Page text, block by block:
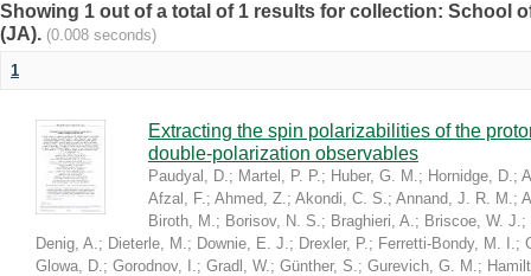
Showing 1 out of a total of 1 results for collection: School
(JA). (0.008 seconds)
1
Extracting the spin polarizabilities of the
double-polarization observables
Paudyal, D.; Martel, P. P.; Huber, G. M.; Hornidge, D.;
Afzal, F.; Ahmed, Z.; Akondi, C. S.; Annand, J. R. M.;
Biroth, M.; Borisov, N. S.; Braghieri, A.; Briscoe, W. J.;
Denig, A.; Dieterle, M.; Downie, E. J.; Drexler, P.; Ferretti-Bondy, M. I.;
Glowa, D.; Gorodnov, I.; Gradl, W.; Günther, S.; Gurevich, G. M.;